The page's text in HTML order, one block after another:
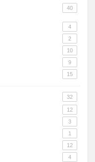
40
4
2
10
9
15
32
12
3
1
12
4